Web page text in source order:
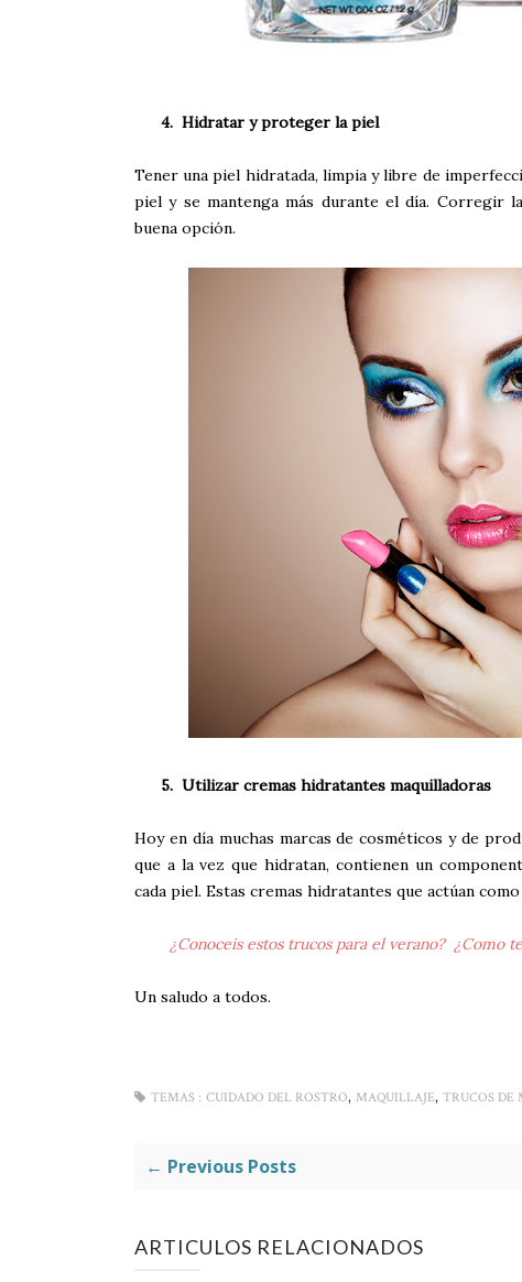
4. Hidratar y proteger la piel
Tener una piel hidratada, limpia y libre de
piel y se mantenga más durante el día. Corregir
buena opción.
5. Utilizar cremas hidratantes maquilladoras
Hoy en día muchas marcas de cosméticos y de
que a la vez que hidratan, contienen un
cada piel. Estas cremas hidratantes que actúan
¿Conoceis estos trucos para el verano? ¿Como
Un saludo a todos.
TEMAS : CUIDADO DEL ROSTRO, MAQUILLAJE, TRUCOS DE
← Previous Posts
ARTICULOS RELACIONADOS